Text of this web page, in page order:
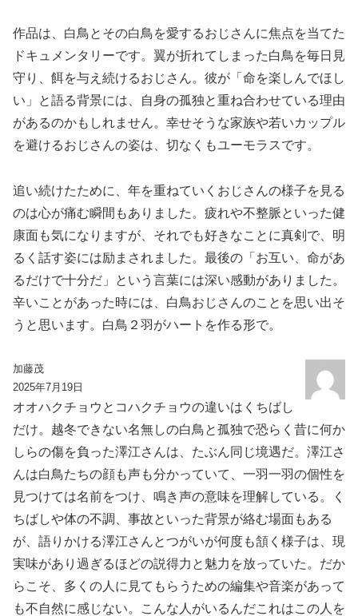
作品は、白鳥とその白鳥を愛するおじさんに焦点を当てた
ドキュメンタリーです。翼が折れてしまった白鳥を毎日見
守り、餌を与え続けるおじさん。彼が「命を楽しんでほし
い」と語る背景には、自身の孤独と重ね合わせている理由
があるのかもしれません。幸せそうな家族や若いカップル
を避けるおじさんの姿は、切なくもユーモラスです。
追い続けたために、年を重ねていくおじさんの様子を見る
のは心が痛む瞬間もありました。疲れや不整脈といった健
康面も気になりますが、それでも好きなことに真剣で、明
るく話す姿には励まされました。最後の「お互い、命があ
るだけで十分だ」という言葉には深い感動がありました。
辛いことがあった時には、白鳥おじさんのことを思い出そ
うと思います。白鳥２羽がハートを作る形で。
加藤茂
2025年7月19日
オオハクチョウとコハクチョウの違いはくちばし
だけ。越冬できない名無しの白鳥と孤独で恐らく昔に何か
しらの傷を負った澤江さんは、たぶん同じ境遇だ。澤江さ
んは白鳥たちの顔も声も分かっていて、一羽一羽の個性を
見つけては名前をつけ、鳴き声の意味を理解している。く
ちばしや体の不調、事故といった背景が絡む場面もある
が、語りかける澤江さんとつがいが何度も頷く様子は、現
実味があり過ぎるほどの説得力と魅力を放っていた。だか
らこそ、多くの人に見てもらうための編集や音楽があって
も不自然に感じない。こんな人がいるんだこれはこの人を